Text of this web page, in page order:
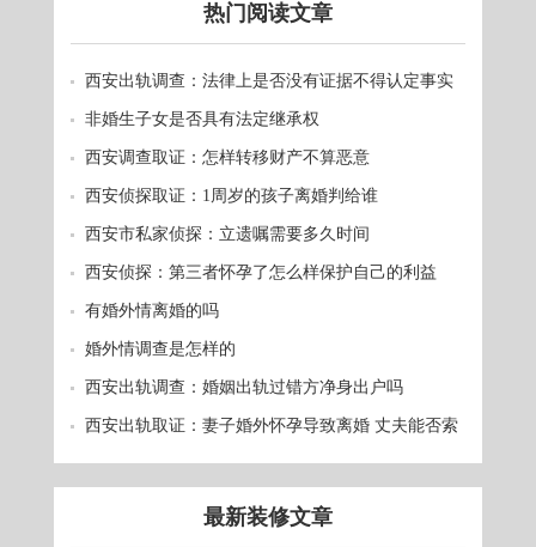
热门阅读文章
西安出轨调查：法律上是否没有证据不得认定事实
非婚生子女是否具有法定继承权
西安调查取证：怎样转移财产不算恶意
西安侦探取证：1周岁的孩子离婚判给谁
西安市私家侦探：立遗嘱需要多久时间
西安侦探：第三者怀孕了怎么样保护自己的利益
有婚外情离婚的吗
婚外情调查是怎样的
西安出轨调查：婚姻出轨过错方净身出户吗
西安出轨取证：妻子婚外怀孕导致离婚 丈夫能否索
赔？
最新装修文章